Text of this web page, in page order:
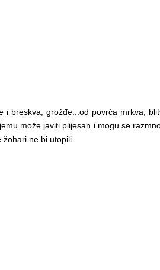
breskva, grožđe...od povrća mrkva,
može javiti plijesan i mogu se
ne bi utopili.